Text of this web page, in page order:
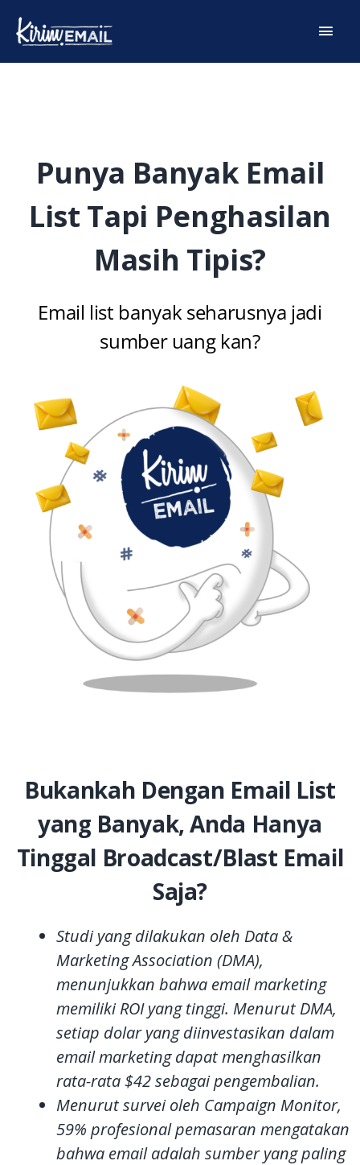
content
Main
Punya Banyak Email
List Tapi Penghasilan
Masih Tipis?
Email list banyak seharusnya jadi
sumber uang kan?
Bukankah Dengan Email List
yang Banyak, Anda Hanya
Tinggal Broadcast/Blast Email
Saja?
Studi yang dilakukan oleh Data &
Marketing Association (DMA),
menunjukkan bahwa email marketing
memiliki ROI yang tinggi. Menurut DMA,
setiap dolar yang diinvestasikan dalam
email marketing dapat menghasilkan
rata-rata $42 sebagai pengembalian.
Menurut survei oleh Campaign Monitor,
59% profesional pemasaran mengatakan
bahwa email adalah sumber yang paling